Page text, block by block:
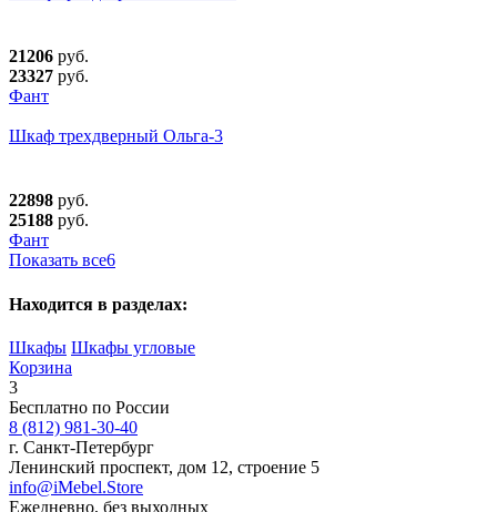
21206 руб.
23327 руб.
Фант
Шкаф трехдверный Ольга-3
22898 руб.
25188 руб.
Фант
Показать все6
Находится в разделах:
Шкафы Шкафы угловые
Корзина
3
Бесплатно по России
8 (812) 981-30-40
г. Санкт-Петербург
Ленинский проспект, дом 12, строение 5
info@iMebel.Store
Ежедневно, без выходных